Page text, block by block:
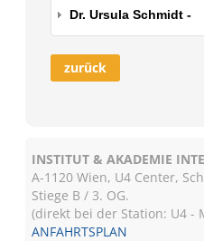
Dr. Ursula Schmidt -
zurück
INSTITUT & AKADEMIE
A-1120 Wien, U4 Center,
Stiege B / 3. OG.
(direkt bei der Station: U4 -
ANFAHRTSPLAN